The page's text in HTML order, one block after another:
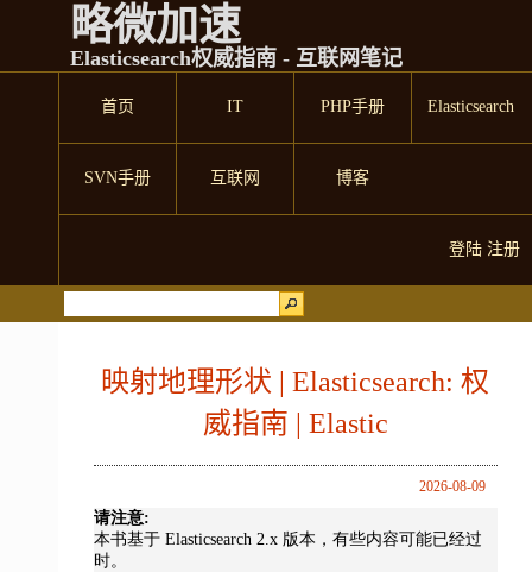
略微加速
Elasticsearch权威指南 - 互联网笔记
首页 IT PHP手册 Elasticsearch
SVN手册 互联网 博客
登陆 注册
映射地理形状 | Elasticsearch: 权
威指南 | Elastic
2026-08-09
请注意:
本书基于 Elasticsearch 2.x 版本，有些内容可能已经过
时。